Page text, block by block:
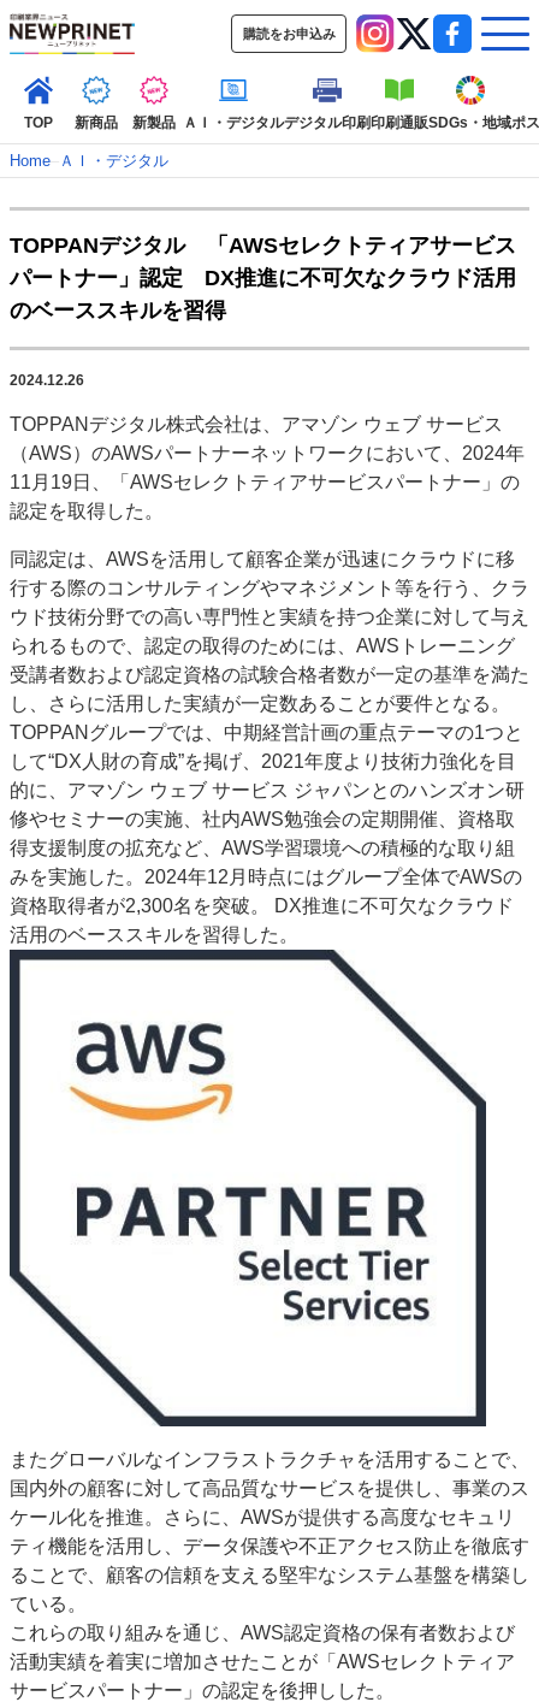
購読をお申込み
TOP 新商品 新製品 ＡＩ・デジタルデジタル印刷印刷通販SDGs・地域ポ
TOP
新着記事 特集記事
動画コンテンツ
インタビュー
コレクション
新商品
ポストプレス ビジネス 信用情報
市場・統計
人事・移転・異動・訃報
特集記事カテゴリー一覧
特集・デジタル印刷 アイデアで勝負！ ～多様なビジネス・多彩な商材～
JAPAN PACK 2023 特集
中古印刷機・製本機特集
2022 検査・校正特集
特集・デジタル印刷 ～ 新成長軌道を描く
案内
発刊案内
JFPI印刷用語集 印刷機材年鑑
運営
会社案内
購読・購入申し込み
サイトポリシー
お問い合わせ
Home– ＡＩ・デジタル
TOPPANデジタル 「AWSセレクトティアサービス
パートナー」認定 DX推進に不可欠なクラウド活用
のベーススキルを習得
2024.12.26
TOPPANデジタル株式会社は、アマゾン ウェブ サービス
（AWS）のAWSパートナーネットワークにおいて、2024年
11月19日、「AWSセレクトティアサービスパートナー」の
認定を取得した。
同認定は、AWSを活用して顧客企業が迅速にクラウドに移
行する際のコンサルティングやマネジメント等を行う、クラ
ウド技術分野での高い専門性と実績を持つ企業に対して与え
られるもので、認定の取得のためには、AWSトレーニング
受講者数および認定資格の試験合格者数が一定の基準を満た
し、さらに活用した実績が一定数あることが要件となる。
TOPPANグループでは、中期経営計画の重点テーマの1つと
して“DX人財の育成”を掲げ、2021年度より技術力強化を目
的に、アマゾン ウェブ サービス ジャパンとのハンズオン研
修やセミナーの実施、社内AWS勉強会の定期開催、資格取
得支援制度の拡充など、AWS学習環境への積極的な取り組
みを実施した。2024年12月時点にはグループ全体でAWSの
資格取得者が2,300名を突破。 DX推進に不可欠なクラウド
活用のベーススキルを習得した。
またグローバルなインフラストラクチャを活用することで、
国内外の顧客に対して高品質なサービスを提供し、事業のス
ケール化を推進。さらに、AWSが提供する高度なセキュリ
ティ機能を活用し、データ保護や不正アクセス防止を徹底す
ることで、顧客の信頼を支える堅牢なシステム基盤を構築し
ている。
これらの取り組みを通じ、AWS認定資格の保有者数および
活動実績を着実に増加させたことが「AWSセレクトティア
サービスパートナー」の認定を後押しした。